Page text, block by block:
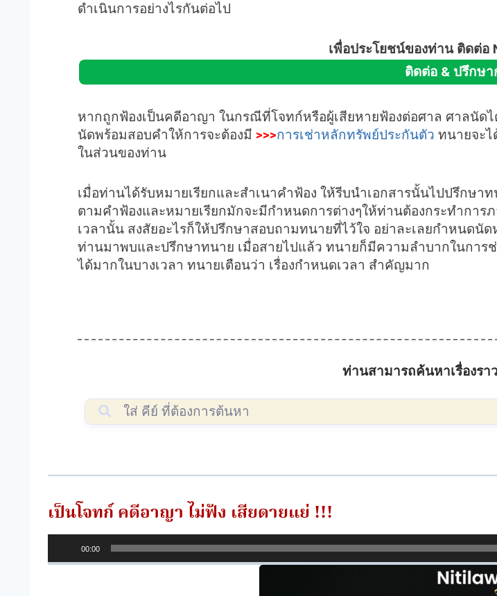
ดำเนินการอย่างไรกันต่อไป
เพื่อประโยชน์ของท่าน ติดต่อ
ติดต่อ & ปรึกษา
หากถูกฟ้องเป็นคดีอาญา ในกรณีที่โจทก์หรือผู้เสียหายฟ้องต่อศาล ศาลนั
นัดพร้อมสอบคำให้การจะต้องมี >>>การเช่าหลักทรัพย์ประกันตัว ทนายจะไ
ในส่วนของท่าน
เมื่อท่านได้รับหมายเรียกและสำเนาคำฟ้อง ให้รีบนำเอกสารนั้นไปปรึกษ
ตามคำฟ้องและหมายเรียกมักจะมีกำหนดการต่างๆให้ท่านต้องกระทำการ
เวลานั้น สงสัยอะไรก็ให้ปรึกษาสอบถามทนายที่ไว้ใจ อย่าละเลยกำหนด
ท่านมาพบและปรึกษาทนาย เมื่อสายไปแล้ว ทนายก็มีความลำบากในกา
ได้มากในบางเวลา ทนายเตือนว่า เรื่องกำหนดเวลา สำคัญมาก
ท่านสามารถค้นหาเรื่องร
เป็นโจทก์ คดีอาญา ไม่ฟัง เสียดายแย่ !!!
ว
00:00